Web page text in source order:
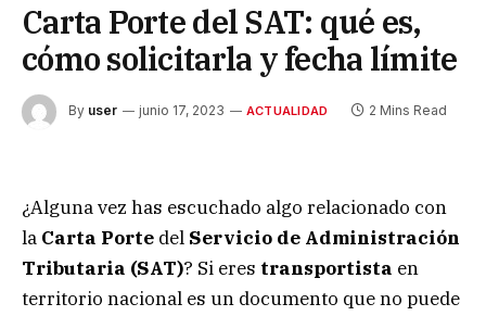
Carta Porte del SAT: qué es,
cómo solicitarla y fecha límite
By user junio 17, 2023 ACTUALIDAD 2 Mins Read
¿Alguna vez has escuchado algo relacionado con
la Carta Porte del Servicio de Administración
Tributaria (SAT)? Si eres transportista en
territorio nacional es un documento que no puede